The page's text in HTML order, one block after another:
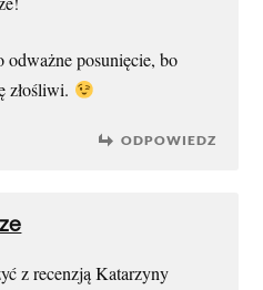
odważne posunięcie, bo
złośliwi.
ODPOWIEDZ
z recenzją Katarzyny